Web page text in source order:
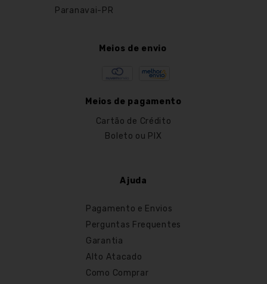
Paranavai-PR
Meios de envio
Meios de pagamento
Cartão de Crédito
Boleto ou PIX
Ajuda
Pagamento e Envios
Perguntas Frequentes
Garantia
Alto Atacado
Como Comprar